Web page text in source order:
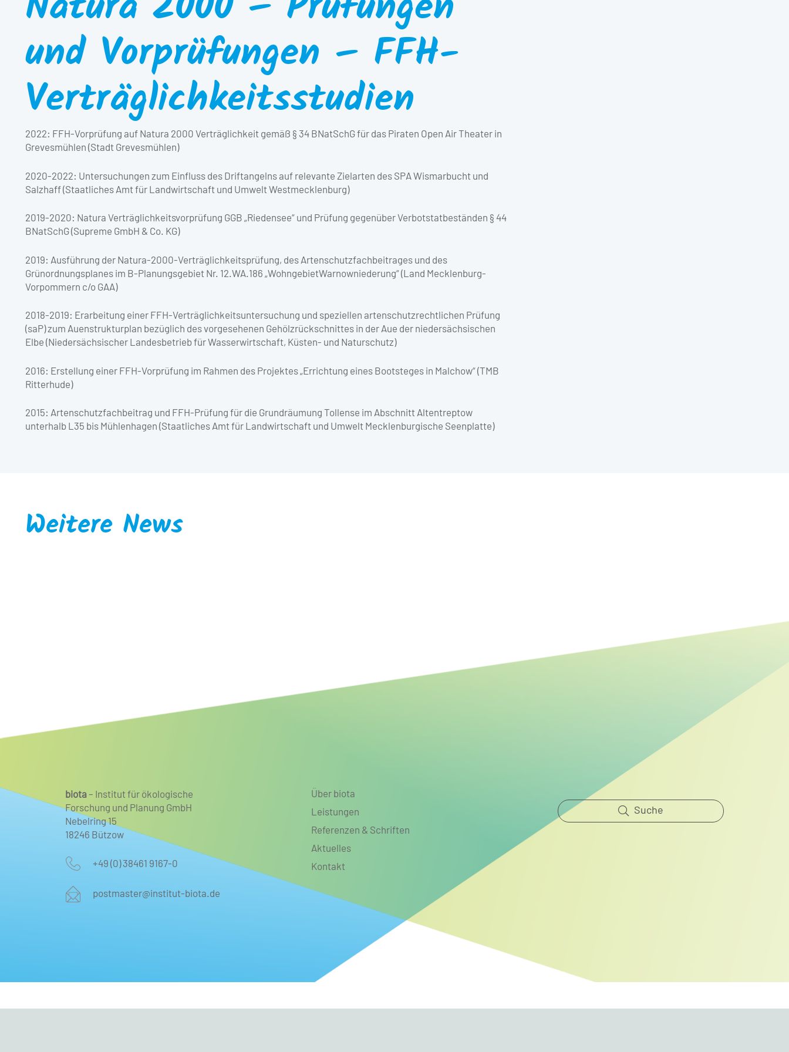
und Vorprüfungen – FFH-
Verträglichkeitsstudien
2022: FFH-Vorprüfung auf Natura 2000 Verträglichkeit gemäß § 34 BNatSchG für das Piraten Open Air Theater in
Grevesmühlen (Stadt Grevesmühlen)
2020-2022: Untersuchungen zum Einfluss des Driftangelns auf relevante Zielarten des SPA Wismarbucht und
Salzhaff (Staatliches Amt für Landwirtschaft und Umwelt Westmecklenburg)
2019-2020: Natura Verträglichkeitsvorprüfung GGB „Riedensee“ und Prüfung gegenüber Verbotstatbeständen § 44
BNatSchG (Supreme GmbH & Co. KG)
2019: Ausführung der Natura-2000-Verträglichkeitsprüfung, des Artenschutzfachbeitrages und des
Grünordnungsplanes im B-Planungsgebiet Nr. 12.WA.186 „WohngebietWarnowniederung“ (Land Mecklenburg-
Vorpommern c/o GAA)
2018-2019: Erarbeitung einer FFH-Verträglichkeitsuntersuchung und speziellen artenschutzrechtlichen Prüfung
(saP) zum Auenstrukturplan bezüglich des vorgesehenen Gehölzrückschnittes in der Aue der niedersächsischen
Elbe (Niedersächsischer Landesbetrieb für Wasserwirtschaft, Küsten- und Naturschutz)
2016: Erstellung einer FFH-Vorprüfung im Rahmen des Projektes „Errichtung eines Bootsteges in Malchow“ (TMB
Ritterhude)
2015: Artenschutzfachbeitrag und FFH-Prüfung für die Grundräumung Tollense im Abschnitt Altentreptow
unterhalb L35 bis Mühlenhagen (Staatliches Amt für Landwirtschaft und Umwelt Mecklenburgische Seenplatte)
Weitere News
Auenlandschaften für mehr
Biodiversität, Klimaanpassung
biota– Institut für ökologische
Forschung und Planung GmbH
Nebelring 15
18246 Bützow
+49 (0) 38461 9167-0
postmaster@institut-biota.de
Über biota
Leistungen
Referenzen & Schriften
Aktuelles
Kontakt
Suche